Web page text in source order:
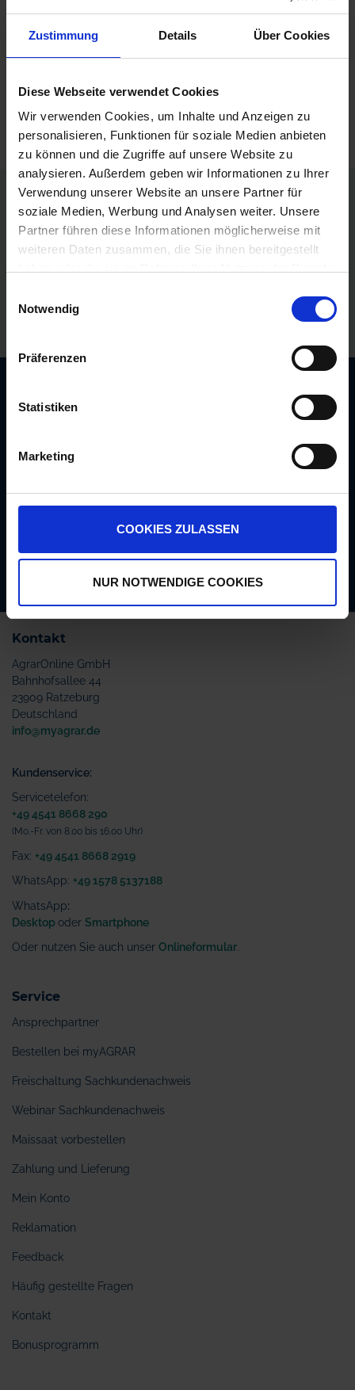
Zustimmung Details Über Cookies
Diese Webseite verwendet Cookies
Wir verwenden Cookies, um Inhalte und Anzeigen zu
personalisieren, Funktionen für soziale Medien anbieten
zu können und die Zugriffe auf unsere Website zu
analysieren. Außerdem geben wir Informationen zu Ihrer
Verwendung unserer Website an unsere Partner für
soziale Medien, Werbung und Analysen weiter. Unsere
Partner führen diese Informationen möglicherweise mit
weiteren Daten zusammen, die Sie ihnen bereitgestellt
Notwendig
Präferenzen
Statistiken
Marketing
COOKIES ZULASSEN
NUR NOTWENDIGE COOKIES
Produkte vergleichen
Persönliche Preise nach Anmeldung
Versandkostenfrei ab 250€
Erstklassiger Kundenservice
Bezahlung auf Rechnung
Newsletter: 10€ Gutschein
Unser kostenloser Newsletter informiert Sie
regelmäßig über Aktionen, Neuigkeiten zu
Empfehlungen. Die Abmeldung ist jederzeit
möglich.
Kontakt
AgrarOnline GmbH
Bahnhofsallee 44
23909 Ratzeburg
Deutschland
info@myagrar.de
Kundenservice:
Servicetelefon:
+49 4541 8668 290
(Mo.-Fr. von 8.00 bis 16.00 Uhr)
Fax: +49 4541 8668 2919
WhatsApp: +49 1578 5137188
WhatsApp:
Desktop oder Smartphone
Oder nutzen Sie auch unser Onlineformular
Service
Ansprechpartner
Bestellen bei myAGRAR
Freischaltung Sachkundenachweis
Webinar Sachkundenachweis
Maissaat vorbestellen
Zahlung und Lieferung
Mein Konto
Reklamation
Feedback
Häufig gestellte Fragen
Kontakt
Bonusprogramm